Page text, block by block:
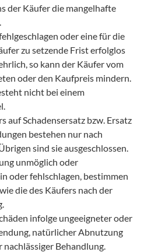
der Käufer die mangelhafte
oder eine für die
zu setzende Frist erfolglos
so kann der Käufer vom
oder den Kaufpreis mindern.
nicht bei einem
auf Schadensersatz bzw. Ersatz
bestehen nur nach
sind sie ausgeschlossen.
unmöglich oder
oder fehlschlagen, bestimmen
die des Käufers nach der
infolge ungeeigneter oder
natürlicher Abnutzung
Behandlung.